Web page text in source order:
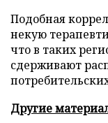
Подобная
некую
что в таких
сдерживают
Другие